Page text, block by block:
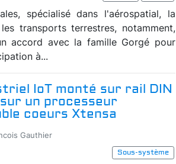
spécialisé dans l'aérospatial, la
transports terrestres, notamment,
accord avec la famille Gorgé pour
à...
IoT monté sur rail DIN
sur un processeur
coeurs Xtensa
Gauthier
Sous-système